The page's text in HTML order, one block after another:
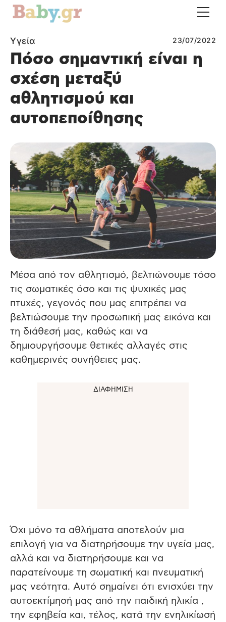
Υγεία 23/07/2022
Πόσο σημαντική είναι η
σχέση μεταξύ
αθλητισμού και
αυτοπεποίθησης
Μέσα από τον αθλητισμό, βελτιώνουμε τόσο
τις σωματικές όσο και τις ψυχικές μας
πτυχές, γεγονός που μας επιτρέπει να
βελτιώσουμε την προσωπική μας εικόνα και
τη διάθεσή μας, καθώς και να
δημιουργήσουμε θετικές αλλαγές στις
καθημερινές συνήθειες μας.
Όχι μόνο τα αθλήματα αποτελούν μια
επιλογή για να διατηρήσουμε την υγεία μας,
αλλά και να διατηρήσουμε και να
παρατείνουμε τη σωματική και πνευματική
μας νεότητα. Αυτό σημαίνει ότι ενισχύει την
αυτοεκτίμησή μας από την παιδική ηλικία ,
την εφηβεία και, τέλος, κατά την ενηλικίωσή